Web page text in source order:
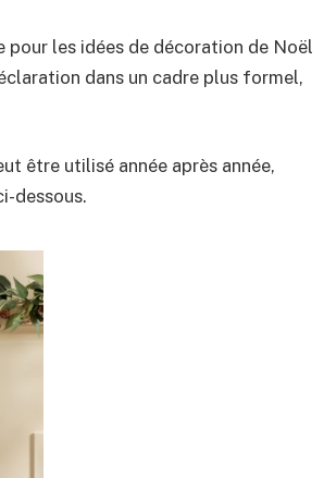
pour les idées de décoration de Noël
dans un cadre plus formel,
être utilisé année après année,
dessous.